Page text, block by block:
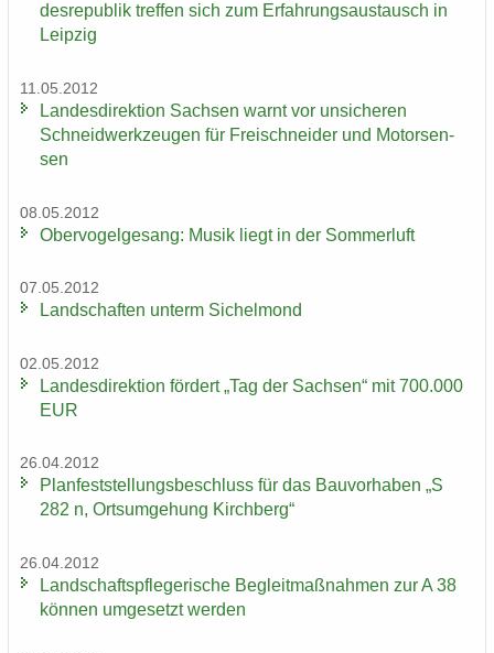
des­re­pu­blik tref­fen sich zum Er­fah­rungs­aus­tausch in
Leip­zig
11.05.2012
Lan­des­di­rek­ti­on Sach­sen warnt vor un­si­che­ren
Schneid­werk­zeu­gen für Frei­schnei­der und Mo­tor­sen­
sen
08.05.2012
Ober­vo­gel­ge­sang: Musik liegt in der Som­mer­luft
07.05.2012
Land­schaf­ten un­term Si­chel­mond
02.05.2012
Lan­des­di­rek­ti­on för­dert „Tag der Sach­sen“ mit 700.000
EUR
26.04.2012
Plan­fest­stel­lungs­be­schluss für das Bau­vor­ha­ben „S
282 n, Orts­um­ge­hung Kirch­berg“
26.04.2012
Land­schafts­pfle­ge­ri­sche Be­gleit­maß­nah­men zur A 38
kön­nen um­ge­setzt wer­den